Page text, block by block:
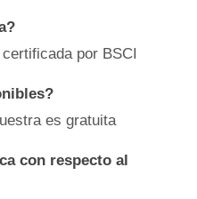
por BSCI
es gratuita
con respecto al